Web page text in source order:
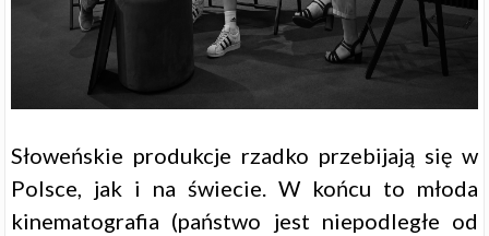
Słoweńskie produkcje rzadko przebijają się w
Polsce, jak i na świecie. W końcu to młoda
kinematografia (państwo jest niepodległe od